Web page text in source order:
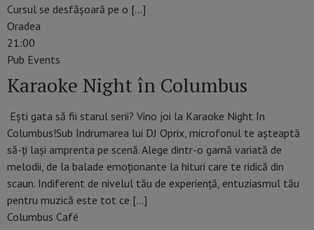
Cursul se desfășoară pe o […]
Oradea
21:00
Pub Events
Karaoke Night în Columbus
Ești gata să fii starul serii? Vino joi la Karaoke Night în
Columbus!Sub îndrumarea lui DJ Oprix, microfonul te așteaptă
să-ți lași amprenta pe scenă. Alege dintr-o gamă variată de
melodii, de la balade emoționante la hituri care te ridică din
scaun. Indiferent de nivelul tău de experiență, entuziasmul tău
pentru muzică este tot ce […]
Columbus Café